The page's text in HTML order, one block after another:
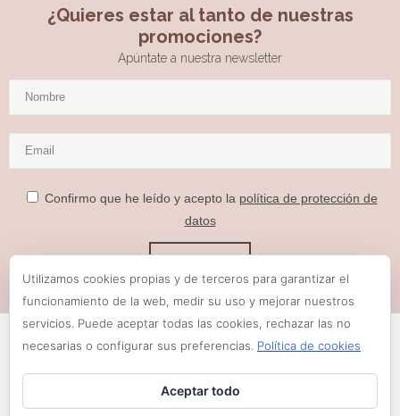
¿Quieres estar al tanto de nuestras
promociones?
Apúntate a nuestra newsletter
Confirmo que he leído y acepto la política de protección de
datos
Utilizamos cookies propias y de terceros para garantizar el
funcionamiento de la web, medir su uso y mejorar nuestros
servicios. Puede aceptar todas las cookies, rechazar las no
necesarias o configurar sus preferencias. Política de cookies
Aceptar todo